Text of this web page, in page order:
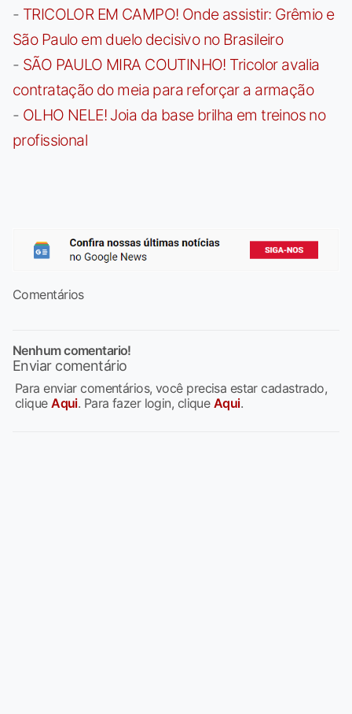
- TRICOLOR EM CAMPO! Onde assistir: Grêmio e
São Paulo em duelo decisivo no Brasileiro
- SÃO PAULO MIRA COUTINHO! Tricolor avalia
contratação do meia para reforçar a armação
- OLHO NELE! Joia da base brilha em treinos no
profissional
Comentários
Nenhum comentario!
Enviar comentário
Para enviar comentários, você precisa estar cadastrado,
cliqueAqui. Para fazer login, clique Aqui.